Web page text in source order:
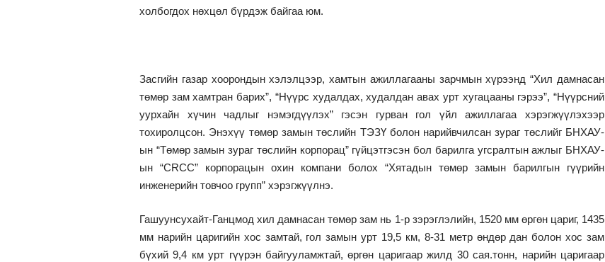
холбогдох нөхцөл бүрдэж байгаа юм.
Засгийн газар хоорондын хэлэлцээр, хамтын ажиллагааны зарчмын хүрээнд “Хил дамнасан
төмөр зам хамтран барих”, “Нүүрс худалдах, худалдан авах урт хугацааны гэрээ”, “Нүүрсний
уурхайн хүчин чадлыг нэмэгдүүлэх” гэсэн гурван гол үйл ажиллагаа хэрэгжүүлэхээр
тохиролцсон. Энэхүү төмөр замын төслийн ТЭЗҮ болон нарийвчилсан зураг төслийг БНХАУ-
ын “Төмөр замын зураг төслийн корпорац” гүйцэтгэсэн бол барилга угсралтын ажлыг БНХАУ-
ын “CRCC” корпорацын охин компани болох “Хятадын төмөр замын барилгын гүүрийн
инженерийн товчоо групп” хэрэгжүүлнэ.
Гашуунсухайт-Ганцмод хил дамнасан төмөр зам нь 1-р зэрэглэлийн, 1520 мм өргөн цариг, 1435
мм нарийн царигийн хос замтай, гол замын урт 19,5 км, 8-31 метр өндөр дан болон хос зам
бүхий 9,4 км урт гүүрэн байгууламжтай, өргөн царигаар жилд 30 сая.тонн, нарийн царигаар